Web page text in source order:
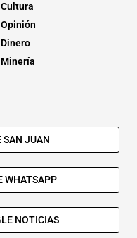
Cultura
Opinión
Dinero
Minería
SAN JUAN
WHATSAPP
NOTICIAS